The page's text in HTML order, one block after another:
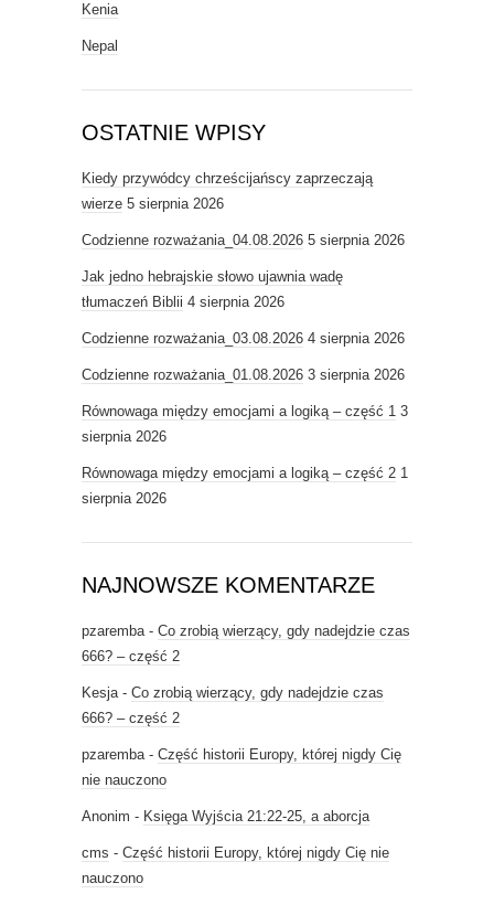
Kenia
Nepal
OSTATNIE WPISY
Kiedy przywódcy chrześcijańscy zaprzeczają
wierze 5 sierpnia 2026
Codzienne rozważania_04.08.2026 5 sierpnia 2026
Jak jedno hebrajskie słowo ujawnia wadę
tłumaczeń Biblii 4 sierpnia 2026
Codzienne rozważania_03.08.2026 4 sierpnia 2026
Codzienne rozważania_01.08.2026 3 sierpnia 2026
Równowaga między emocjami a logiką – część 1 3
sierpnia 2026
Równowaga między emocjami a logiką – część 2 1
sierpnia 2026
NAJNOWSZE KOMENTARZE
pzaremba- Co zrobią wierzący, gdy nadejdzie czas
666? – część 2
Kesja- Co zrobią wierzący, gdy nadejdzie czas
666? – część 2
pzaremba- Część historii Europy, której nigdy Cię
nie nauczono
Anonim - Księga Wyjścia 21:22-25, a aborcja
cms - Część historii Europy, której nigdy Cię nie
nauczono